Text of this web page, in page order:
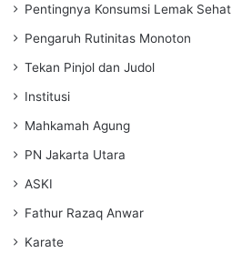
Pentingnya Konsumsi Lemak Sehat
Pengaruh Rutinitas Monoton
Tekan Pinjol dan Judol
Institusi
Mahkamah Agung
PN Jakarta Utara
ASKI
Fathur Razaq Anwar
Karate